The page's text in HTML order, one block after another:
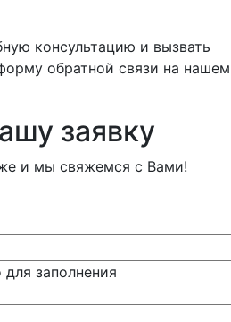
консультацию и вызвать
обратной связи на нашем
заявку
и мы свяжемся с Вами!
заполнения